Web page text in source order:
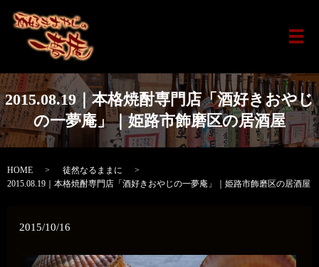
メ
2015.08.19｜本格焼酎専門店「酒好きおやじ
の一夢庵」｜姫路市飾磨区の居酒屋
HOME
徒然なるままに
2015.08.19｜本格焼酎専門店「酒好きおやじの一夢庵」｜姫路市飾磨区の居酒屋
2015/10/16